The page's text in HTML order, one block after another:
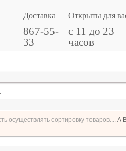
Доставка
867-55-
33
Открыты для
с 11 до 23
часов
осуществлять сортировку товаров.... А